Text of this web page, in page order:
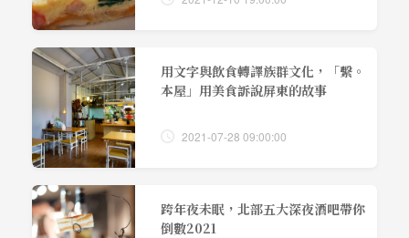
用文字與飲食轉譯族群文化，「繫。
本屋」用美食訴說屏東的故事
2021-07-28 09:00:00
跨年夜未眠，北部五大深夜酒吧帶你
倒數2021